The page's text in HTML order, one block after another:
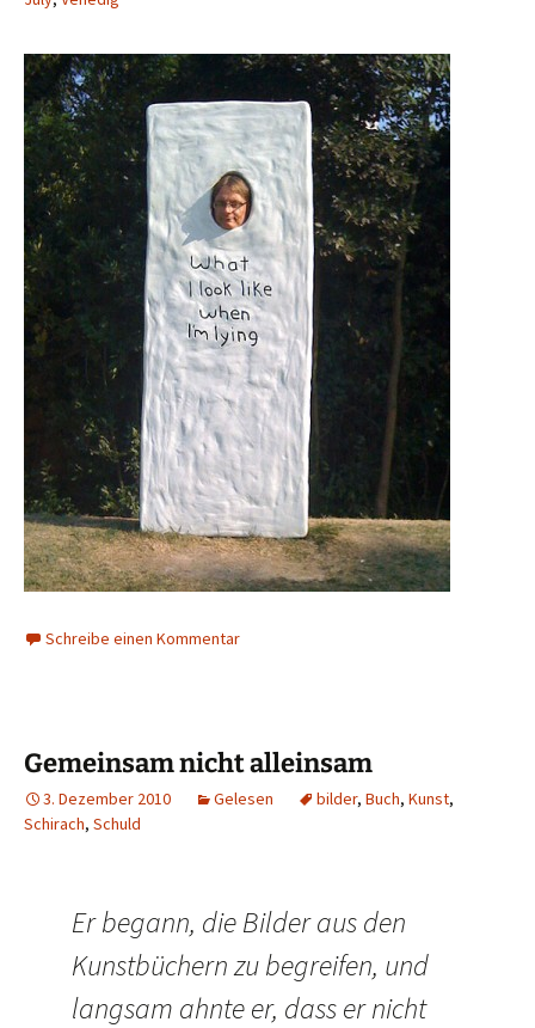
Schreibe einen Kommentar
Gemeinsam nicht alleinsam
3. Dezember 2010 Gelesen bilder, Buch, Kunst,
Schirach, Schuld
Er begann, die Bilder aus den
Kunstbüchern zu begreifen, und
langsam ahnte er, dass er nicht